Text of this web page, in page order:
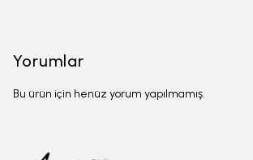
Yorumlar
Bu ürün için henüz yorum yapılmamış.